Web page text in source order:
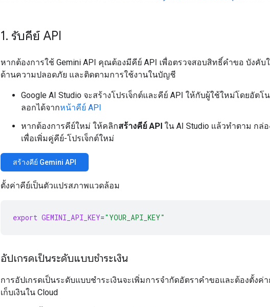
1. รับคีย์ API
หากต้องการใช้ Gemini API คุณต้องมีคีย์ API เพื่อตรวจสอบสิทธิ์คำขอ บังคับ
ด้านความปลอดภัย และติดตามการใช้งานในบัญชี
Google AI Studio จะสร้างโปรเจ็กต์และคีย์ API ให้กับผู้ใช้ใหม่โดยอัต
ลอกได้จากหน้าคีย์ API
หากต้องการคีย์ใหม่ ให้คลิกสร้างคีย์ API ใน AI Studio แล้วทำตาม กล่
เพื่อเพิ่มคู่คีย์-โปรเจ็กต์ใหม่
สร้างคีย์ Gemini API
ตั้งค่าคีย์เป็นตัวแปรสภาพแวดล้อม
export GEMINI_API_KEY="YOUR_API_KEY"
อัปเกรดเป็นระดับแบบชำระเงิน
การอัปเกรดเป็นระดับแบบชำระเงินจะเพิ่มการจำกัดอัตราคำขอและต้องตั้งค่า
เก็บเงินใน Cloud